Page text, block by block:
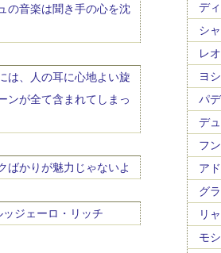
の音楽は聞き手の心を沈
は、人の耳に心地よい旋
ンが全て含まれてしまっ
ばかりが魅力じゃないよ
ジェーロ・リッチ
デ
シ
レ
ヨ
パ
デ
フ
ア
グ
リ
モ